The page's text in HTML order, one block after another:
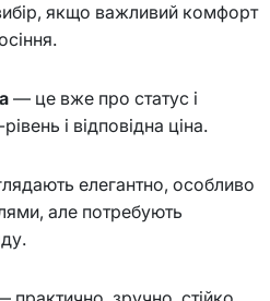
якщо важливий комфорт
— це вже про статус і
і відповідна ціна.
елегантно, особливо
але потребують